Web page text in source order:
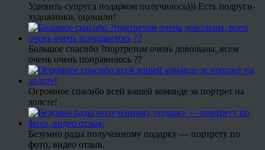
Удивить супруга подарком получилось))) Есть подруги-
художники, оценили!
Большое спасибо ?портретом очень довольны, всем
очень очень понравилось ??
Огромное спасибо всей вашей команде за портрет на
холсте!
Безумно рады полученному подарку — портрету по
фото, видео отзыв.